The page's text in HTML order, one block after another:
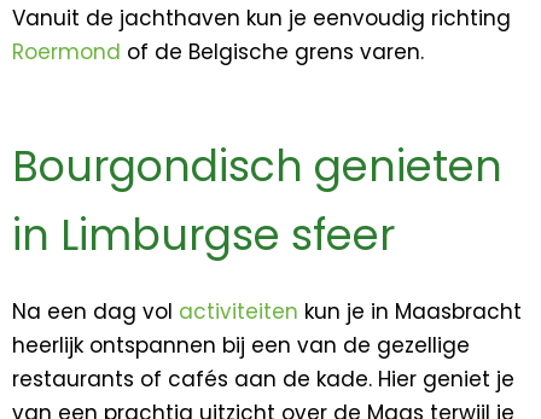
Vanuit de jachthaven kun je eenvoudig richting
Roermond of de Belgische grens varen.
Bourgondisch genieten
in Limburgse sfeer
Na een dag vol activiteiten kun je in Maasbracht
heerlijk ontspannen bij een van de gezellige
restaurants of cafés aan de kade. Hier geniet je
van een prachtig uitzicht over de Maas terwijl je